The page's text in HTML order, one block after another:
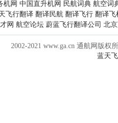
机网 中国直升机网 民航词典 航空词
飞行翻译 翻译民航 翻译飞行 翻译飞
网 航空论坛 蔚蓝飞行翻译公司 北
2002-2021 www.ga.cn 通航网版权
蓝天